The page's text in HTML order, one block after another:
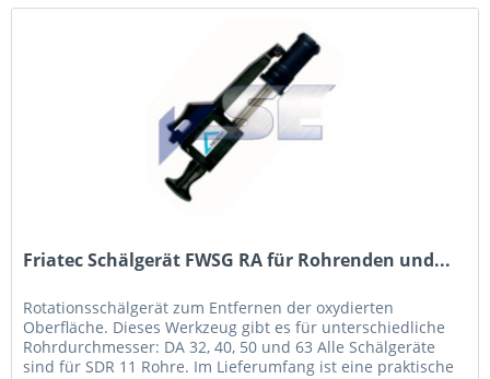
Friatec Schälgerät FWSG RA für Rohrenden und...
Rotationsschälgerät zum Entfernen der oxydierten
Oberfläche. Dieses Werkzeug gibt es für unterschiedliche
Rohrdurchmesser: DA 32, 40, 50 und 63 Alle Schälgeräte
sind für SDR 11 Rohre. Im Lieferumfang ist eine praktische